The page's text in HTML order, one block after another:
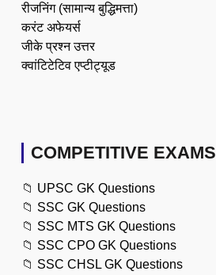
रीजनिंग (सामान्य बुद्धिमत्ता)
करंट अफेयर्स
जीके प्रश्न उत्तर
क्वांटिटेटिव एप्टीट्यूड
COMPETITIVE EXAMS
📁 UPSC GK Questions
📁 SSC GK Questions
📁 SSC MTS GK Questions
📁 SSC CPO GK Questions
📁 SSC CHSL GK Questions